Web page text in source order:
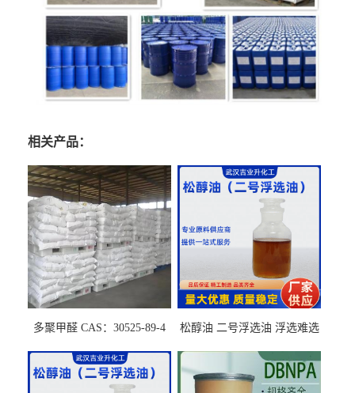
相关产品：
多聚甲醛 CAS：30525-89-4
松醇油 二号浮选油 浮选难选
石墨矿